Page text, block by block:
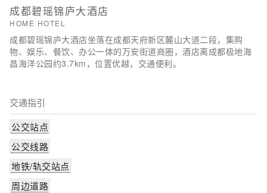
天后想在自己的客房内放松，提供拖鞋的客房浴室是不错的选
择。酒店提供的体育和休闲设施，旨在为旅客营造多姿多彩的住
成都碧瑶锦庐大酒店
HOME HOTEL
成都碧瑶锦庐大酒店坐落在成都天府新区麓山大道二段，集购
物、娱乐、餐饮、办公一体的万安街道商圈，酒店离成都极地海
昌海洋公园约3.7km，位置优越，交通便利。
交通指引
公交站点
公交线路
地铁/轨交站点
周边道路